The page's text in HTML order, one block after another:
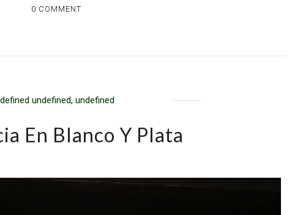
0 COMMENT
undefined, undefined
En Blanco Y Plata